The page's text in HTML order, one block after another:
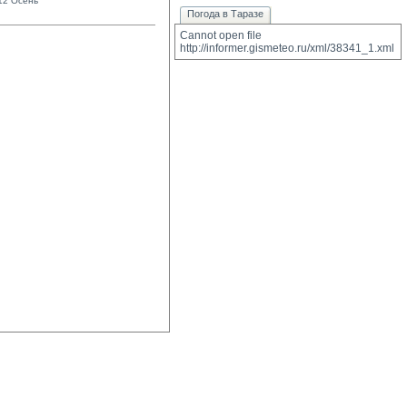
Погода в Таразе
Cannot open file
http://informer.gismeteo.ru/xml/38341_1.xml